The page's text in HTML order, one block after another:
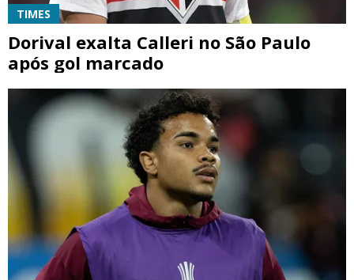
TIMES
Dorival exalta Calleri no São Paulo
após gol marcado